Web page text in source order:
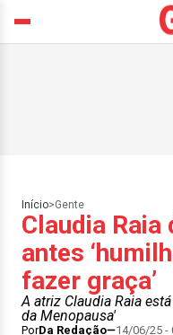
Início>Gente
Claudia Raia
antes
fazer graça’
A atriz Claudia Raia
da Menopausa'
PorDa Redação 14/06/25 -